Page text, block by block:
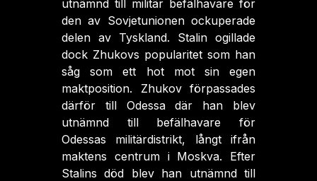
utnämnd till militär befälhavare för
den av Sovjetunionen ockuperade
delen av Tyskland. Stalin ogillade
dock Zhukovs popularitet som han
såg som ett hot mot sin egen
maktposition. Zhukov förpassades
därför till Odessa där han blev
utnämnd till befälhavare för
Odessas militärdistrikt, långt ifrån
maktens centrum i Moskva. Efter
Stalins död blev han utnämnd till